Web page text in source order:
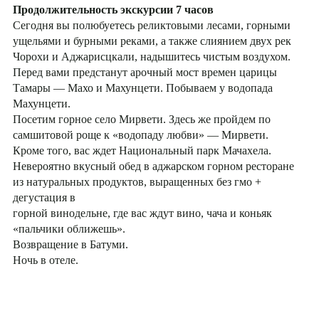
Продолжительность экскурсии 7 часов
Сегодня вы полюбуетесь реликтовыми лесами, горными
ущельями и бурными реками, а также слиянием двух рек
Чорохи и Аджарисцкали, надышитесь чистым воздухом.
Перед вами предстанут арочный мост времен царицы
Тамары — Махо и Махунцети. Побываем у водопада
Махунцети.
Посетим горное село Мирвети. Здесь же пройдем по
самшитовой роще к «водопаду любви» — Мирвети.
Кроме того, вас ждет Национальный парк Мачахела.
Невероятно вкусный обед в аджарском горном ресторане
из натуральных продуктов, выращенных без гмо +
дегустация в
горной винодельне, где вас ждут вино, чача и коньяк
«пальчики оближешь».
Возвращение в Батуми.
Ночь в отеле.